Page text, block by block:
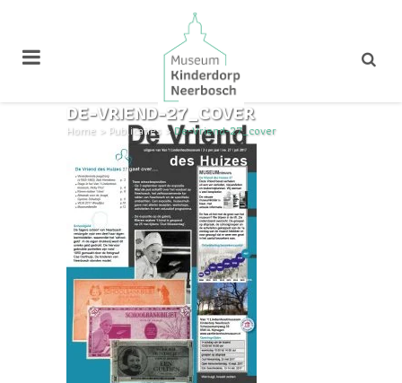
DE-VRIEND-27_COVER
Home > Publicaties >De-Vriend-27_cover